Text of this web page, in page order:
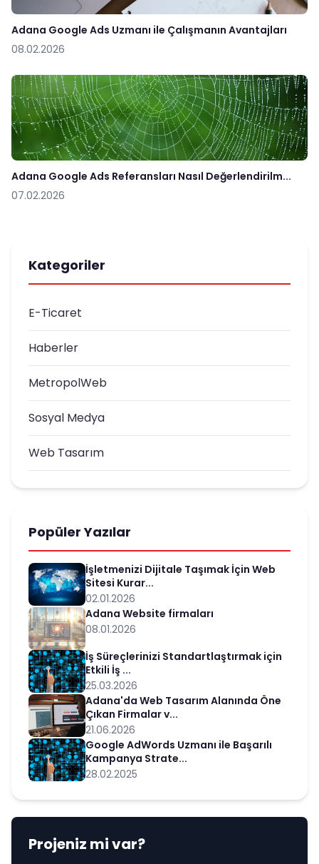
Adana Google Ads Uzmanı ile Çalışmanın Avantajları
08.02.2026
Adana Google Ads Referansları Nasıl Değerlendirilm...
07.02.2026
Kategoriler
E-Ticaret
Haberler
MetropolWeb
Sosyal Medya
Web Tasarım
Popüler Yazılar
İşletmenizi Dijitale Taşımak İçin Web
Sitesi Kurar...
02.01.2026
Adana Website firmaları
08.01.2026
İş Süreçlerinizi Standartlaştırmak için
Etkili İş ...
25.03.2026
Adana'da Web Tasarım Alanında Öne
Çıkan Firmalar v...
21.06.2026
Google AdWords Uzmanı ile Başarılı
Kampanya Strate...
28.02.2025
Projeniz mi var?